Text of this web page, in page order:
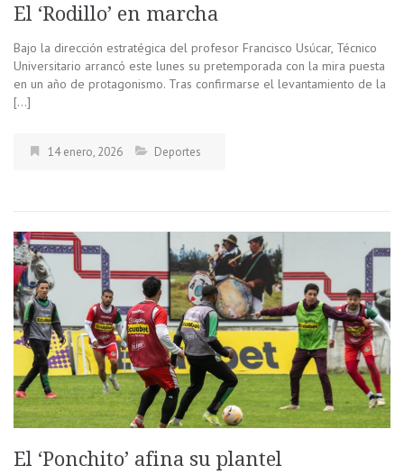
El ‘Rodillo’ en marcha
Bajo la dirección estratégica del profesor Francisco Usúcar, Técnico
Universitario arrancó este lunes su pretemporada con la mira puesta
en un año de protagonismo. Tras confirmarse el levantamiento de la
[…]
14 enero, 2026 Deportes
El ‘Ponchito’ afina su plantel